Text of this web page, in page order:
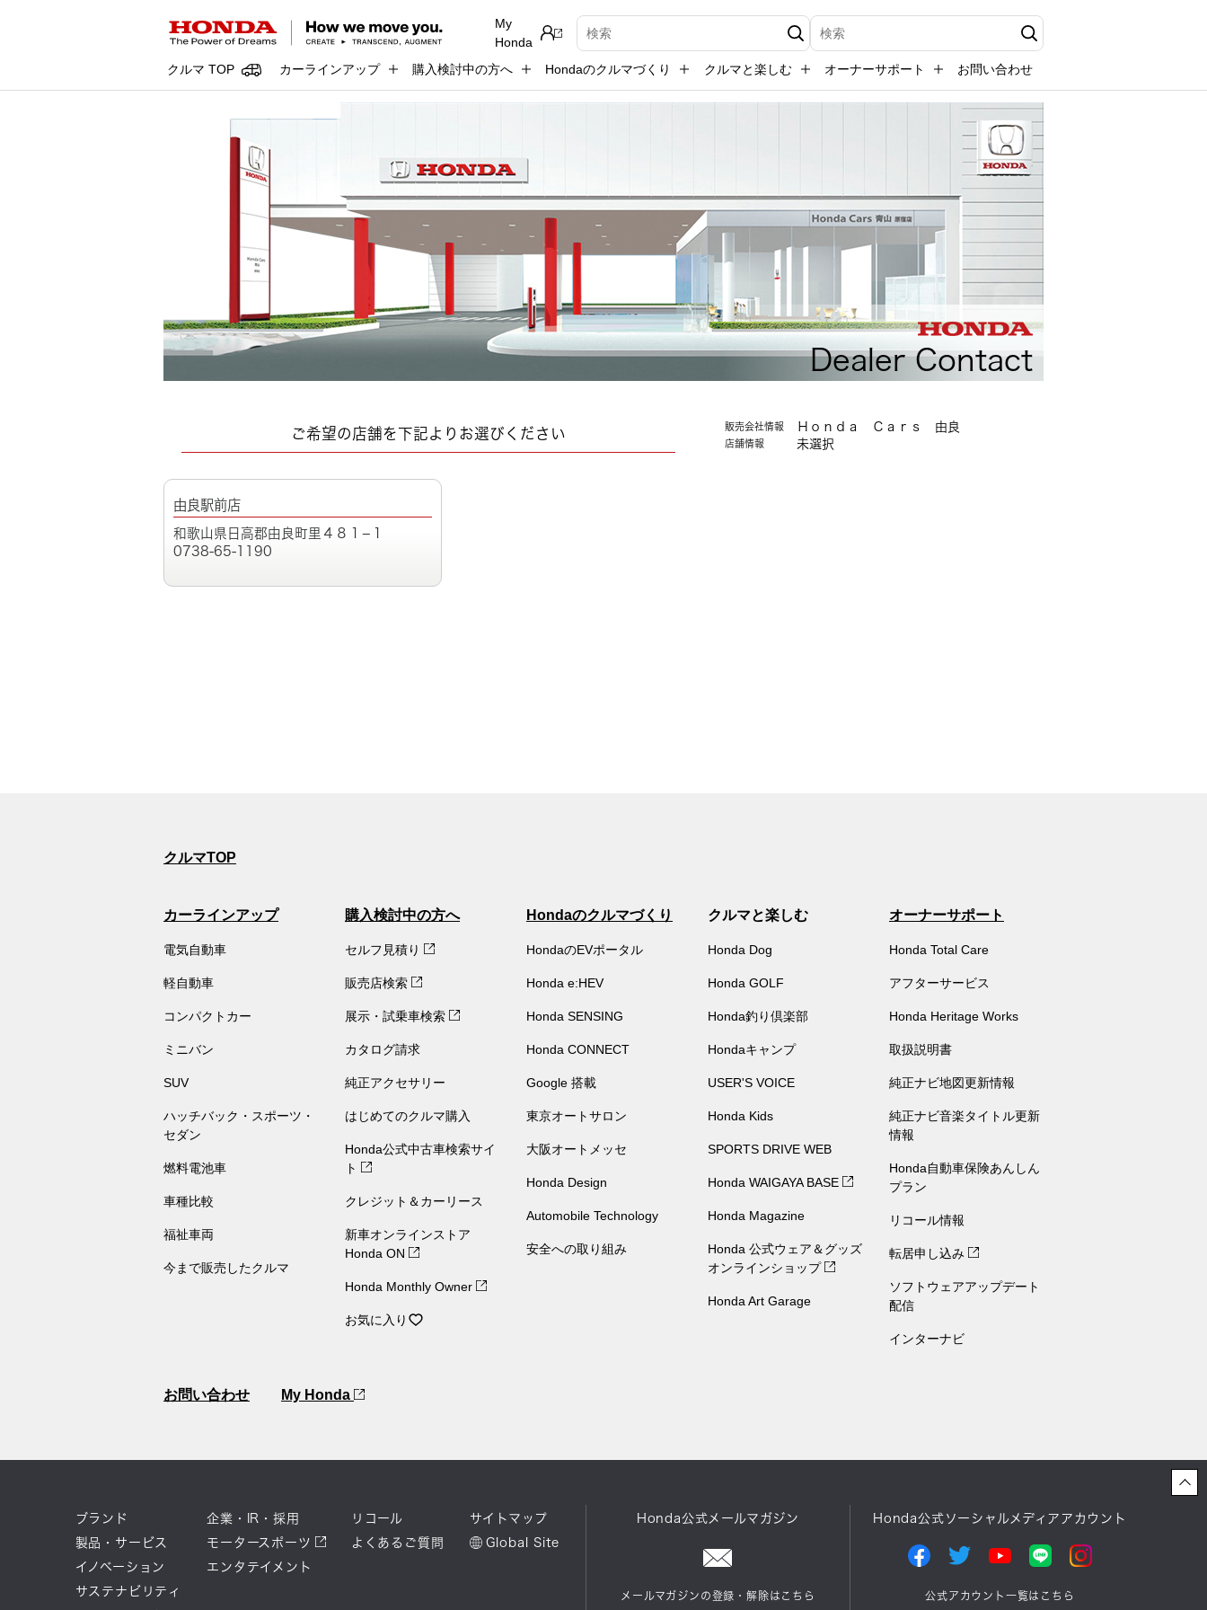
My
Honda
検索キーワード入力 検索キーワード入力
クルマ TOP カーラインアップ 購入検討中の方へ Hondaのクルマづくり クルマと楽しむ オーナーサポート お問い合わせ
Dealer Contact
販売会社情報 Ｈｏｎｄａ Ｃａｒｓ 由良
店舗情報 未選択
ご希望の店舗を下記よりお選びください
由良駅前店
和歌山県日高郡由良町里４８１−１
0738-65-1190
クルマTOP
カーラインアップ
電気自動車
軽自動車
コンパクトカー
ミニバン
SUV
ハッチバック・スポーツ・
セダン
燃料電池車
車種比較
福祉車両
今まで販売したクルマ
購入検討中の方へ
セルフ見積り
販売店検索
展示・試乗車検索
カタログ請求
純正アクセサリー
はじめてのクルマ購入
Honda公式中古車検索サイ
ト
クレジット＆カーリース
新車オンラインストア
Honda ON
Honda Monthly Owner
お気に入り
Hondaのクルマづくり
HondaのEVポータル
Honda e:HEV
Honda SENSING
Honda CONNECT
Google 搭載
東京オートサロン
大阪オートメッセ
Honda Design
Automobile Technology
安全への取り組み
クルマと楽しむ
Honda Dog
Honda GOLF
Honda釣り倶楽部
Hondaキャンプ
USER'S VOICE
Honda Kids
SPORTS DRIVE WEB
Honda WAIGAYA BASE
Honda Magazine
Honda 公式ウェア＆グッズ
オンラインショップ
Honda Art Garage
オーナーサポート
Honda Total Care
アフターサービス
Honda Heritage Works
取扱説明書
純正ナビ地図更新情報
純正ナビ音楽タイトル更新
情報
Honda自動車保険あんしん
プラン
リコール情報
転居申し込み
ソフトウェアアップデート
配信
インターナビ
お問い合わせ My Honda
ブランド
製品・サービス
イノベーション
サステナビリティ
企業・IR・採用
モータースポーツ
エンタテイメント
リコール
よくあるご質問
サイトマップ
Global Site
Honda公式メールマガジン
メールマガジンの登録・解除はこちら
Honda公式ソーシャルメディアアカウント
公式アカウント一覧はこちら